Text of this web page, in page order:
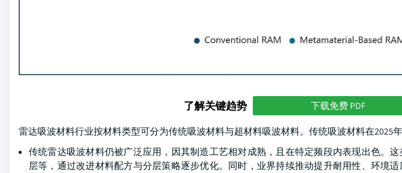
了解关键趋势 下载免费 PDF
雷达吸波材料行业按材料类型可分为传统吸波材料与超材料吸波材料。传统吸波材料在2025
传统雷达吸波材料仍被广泛应用，因其制造工艺相对成熟，且在特定频段内表现出色。
层等，通过改进材料配方与分层策略逐步优化。同时，业界持续推动提升耐用性、环境